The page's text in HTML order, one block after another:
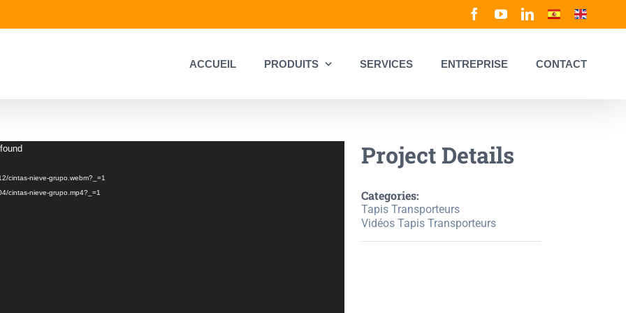
FacebookYouTubeLinkedIn
SpanishEnglish
ACCUEIL PRODUITS SERVICES ENTREPRISE CONTACT
cintas-nieve-grupo.webm?_=1
cintas-nieve-grupo.mp4?_=1
Project Details
Categories:
Tapis Transporteurs
Vidéos Tapis Transporteurs